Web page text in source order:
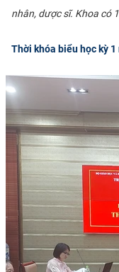
nhân, dược sĩ. Khoa có
Thời khóa biểu học kỳ